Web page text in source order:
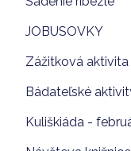
JOBUSOVKY
Zážitková aktivita
Bádateľské
Kuliškiáda -